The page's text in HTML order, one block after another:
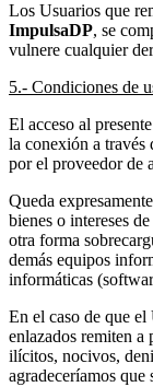
Los Usuarios que
ImpulsaDP, se
vulnere cualquier
5.- Condiciones de
El acceso al
la conexión a través
por el proveedor de
Queda
bienes o intereses de
otra forma
demás equipos
informáticas
En el caso de que
enlazados remiten a
ilícitos, nocivos,
agradeceríamos que